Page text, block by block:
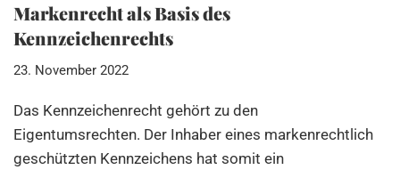
Markenrecht als Basis des
Kennzeichenrechts
23. November 2022
Das Kennzeichenrecht gehört zu den
Eigentumsrechten. Der Inhaber eines markenrechtlich
geschützten Kennzeichens hat somit ein